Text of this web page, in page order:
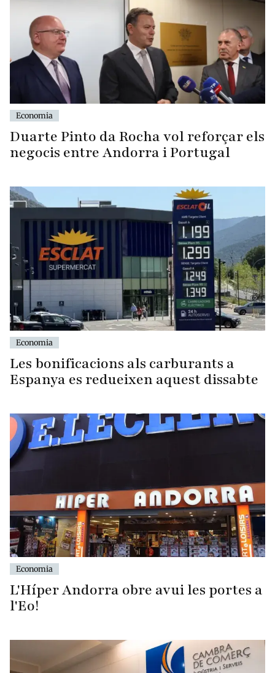
Economia
Duarte Pinto da Rocha vol reforçar els
negocis entre Andorra i Portugal
Economia
Les bonificacions als carburants a
Espanya es redueixen aquest dissabte
Economia
L'Híper Andorra obre avui les portes a
l'Eo!